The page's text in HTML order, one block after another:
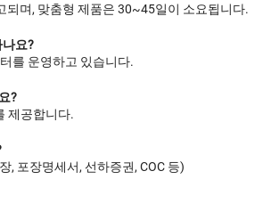
되며, 맞춤형 제품은 30~45일이 소요됩니다.
요?
를 운영하고 있습니다.
?
제공합니다.
, 포장명세서, 선하증권, COC 등)